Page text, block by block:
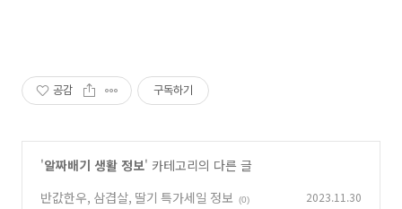
공감 구독하기
'알짜배기 생활 정보' 카테고리의 다른 글
반값한우, 삼겹살, 딸기 특가세일 정보
(0) 2023.11.30